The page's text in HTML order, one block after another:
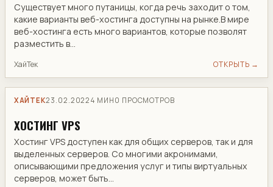
Существует много путаницы, когда речь заходит о том,
какие варианты веб-хостинга доступны на рынке.В мире
веб-хостинга есть много вариантов, которые позволят
разместить в...
ХайТек ОТКРЫТЬ →
ХАЙТЕК23.02.2022 4 МИН 0 ПРОСМОТРОВ
​ХОСТИНГ VPS
​Хостинг VPS доступен как для общих серверов, так и для
выделенных серверов. Со многими акронимами,
описывающими предложения услуг и типы виртуальных
серверов, может быть...